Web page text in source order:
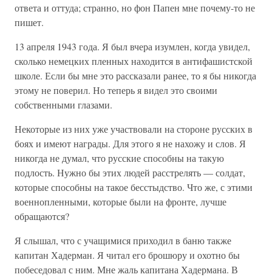
ответа и оттуда; странно, но фон Папен мне почему-то не
пишет.
13 апреля 1943 года. Я был вчера изумлен, когда увидел,
сколько немецких пленных находится в антифашистской
школе. Если бы мне это рассказали ранее, то я бы никогда
этому не поверил. Но теперь я видел это своими
собственными глазами.
Некоторые из них уже участвовали на стороне русских в
боях и имеют награды. Для этого я не нахожу и слов. Я
никогда не думал, что русские способны на такую
подлость. Нужно бы этих людей расстрелять — солдат,
которые способны на такое бесстыдство. Что же, с этими
военнопленными, которые были на фронте, лучше
обращаются?
Я слышал, что с учащимися приходил в баню также
капитан Хадерман. Я читал его брошюру и охотно бы
побеседовал с ним. Мне жаль капитана Хадермана. В